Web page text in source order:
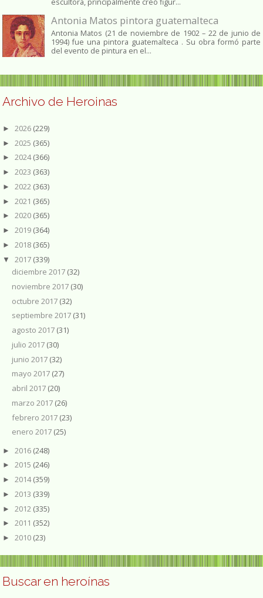
escultora, principalmente creó figur...
Antonia Matos pintora guatemalteca
Antonia Matos (21 de noviembre de 1902 – 22 de junio de
1994) fue una pintora guatemalteca . Su obra formó parte
del evento de pintura en el...
Archivo de Heroinas
► 2026 (229)
► 2025 (365)
► 2024(366)
► 2023 (363)
► 2022 (363)
► 2021 (365)
► 2020 (365)
► 2019 (364)
► 2018 (365)
▼ 2017 (339)
diciembre 2017 (32)
noviembre 2017 (30)
octubre 2017 (32)
septiembre 2017 (31)
agosto 2017 (31)
julio 2017 (30)
junio 2017 (32)
mayo 2017 (27)
abril 2017 (20)
marzo 2017 (26)
febrero 2017 (23)
enero 2017 (25)
► 2016 (248)
► 2015 (246)
► 2014(359)
► 2013 (339)
► 2012 (335)
► 2011 (352)
► 2010 (23)
Buscar en heroínas